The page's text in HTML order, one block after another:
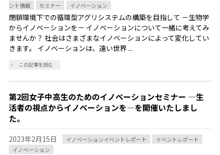
ント情報
セミナー イノベーション
閉鎖環境下での循環型アグリシステムの構築を目指して －生物学
からイノベーションを－ イノベーションについて一緒に考えてみ
ませんか？ 社会はさまざまなイノベーションによって変化してい
きます。 イノベーションは、遠い世界 ...
この記事を読む
第2回女子中高生のためのイノベーションセミナー ―生
活者の視点からイノベーションを―を開催いたしまし
た。
2023年2月15日 イノベーションイベントレポート
イベントレポート
イノベーション